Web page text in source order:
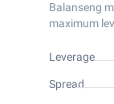
Balanseng
maximum
Leverage
Spread